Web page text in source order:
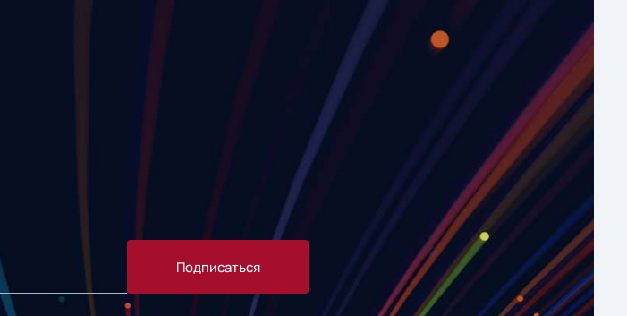
Подписаться